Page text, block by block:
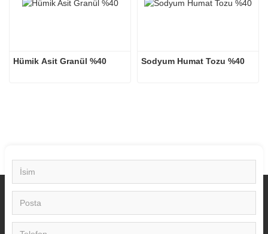
Hümik Asit Granül %40 Sodyum Humat Tozu %40